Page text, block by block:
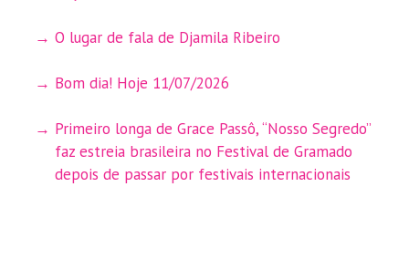
O lugar de fala de Djamila Ribeiro
Bom dia! Hoje 11/07/2026
Primeiro longa de Grace Passô, “Nosso Segredo”
faz estreia brasileira no Festival de Gramado
depois de passar por festivais internacionais